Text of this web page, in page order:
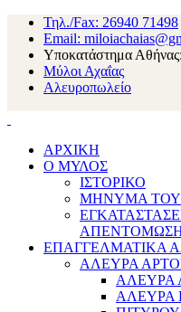
Τηλ./Fax: 26940 71498
Email:
Υποκατάστημα
Μύλοι Αχαΐας
Αλευροπωλείο
ΑΡΧΙΚΗ
Ο ΜΥΛΟΣ
ΙΣΤΟΡΙΚΟ
ΜΗΝΥΜΑ ΤΟΥ
ΕΠΑΓΓΕΛΜΑΤΙΚΑ
ΑΛΕΥΡΑ
ΑΛΕΥΡΑ
ΑΛΕΥΡΑ